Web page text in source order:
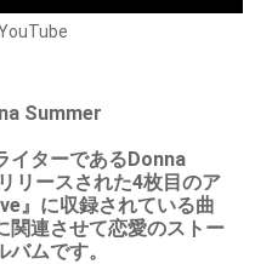
Summer
イターであるDonna
リースされた4枚目のア
』に収録されている曲
関連させて恋愛のストー
ムです。